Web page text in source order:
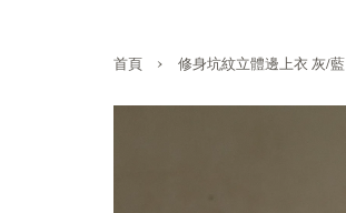
首頁 › 修身坑紋立體邊上衣 灰/藍